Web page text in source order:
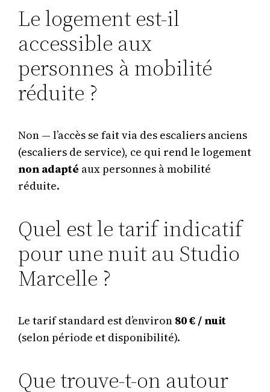
Le logement est-il
accessible aux
personnes à mobilité
réduite ?
Non — l’accès se fait via des escaliers anciens
(escaliers de service), ce qui rend le logement
non adapté aux personnes à mobilité
réduite.
Quel est le tarif indicatif
pour une nuit au Studio
Marcelle ?
Le tarif standard est d’environ 80 € / nuit
(selon période et disponibilité).
Que trouve-t-on autour